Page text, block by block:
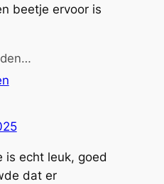
beetje ervoor is
is echt leuk, goed
dat er